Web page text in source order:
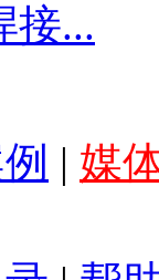
接...
| 媒